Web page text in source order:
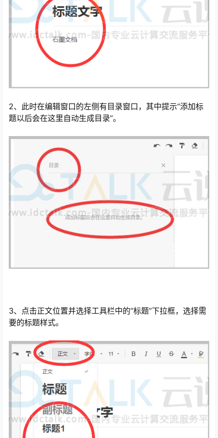
2、此时在编辑窗口的左侧有目录窗口，其中提示“添加标
题以后会在这里自动生成目录”。
3、点击正文位置并选择工具栏中的“标题”下拉框，选择需
要的标题样式。